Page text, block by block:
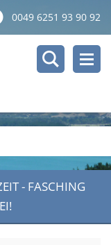
0049 6251 93 90 92
- FASCHING